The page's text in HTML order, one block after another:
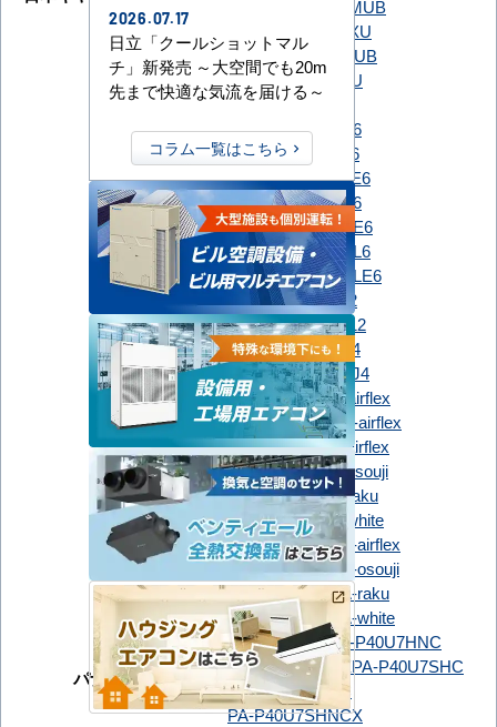
GUSA04013JP1MUB
GUSA04013JP1XU
GUSA04013P1MUB
GUSA04013P1XU
三菱電機
PLZ-ERMP40H6
PLZ-ERMP40HE6
PLZ-ERMP40HL6
PLZ-ERMP40HLE6
PLZ-ERMP40SH6
PLZ-ERMP40SHE6
PLZ-ERMP40SHL6
PLZ-ERMP40SHLE6
日立
RCI-GP40RSH12
RCI-GP40RSHJ12
RCIC-GP40RSH4
RCIC-GP40RSHJ4
三菱重工
FDTCV406H6S-airflex
FDTCV406HK6S-airflex
FDTV406H6SA-airflex
FDTV406H6SA-osouji
FDTV406H6SA-raku
FDTV406H6SA-white
FDTV406HK6SA-airflex
FDTV406HK6SA-osouji
FDTV406HK6SA-raku
FDTV406HK6SA-white
パナソニック
PA-P40U7HCPA-P40U7HNC
PA-P40U7HNCXPA-P40U7SHC
PA-P40U7SHNC
PA-P40U7SHNCX
2026.07.17
日立「クールショットマル
チ」新発売 ～大空間でも20m
先まで快適な気流を届ける～
コラム一覧はこちら